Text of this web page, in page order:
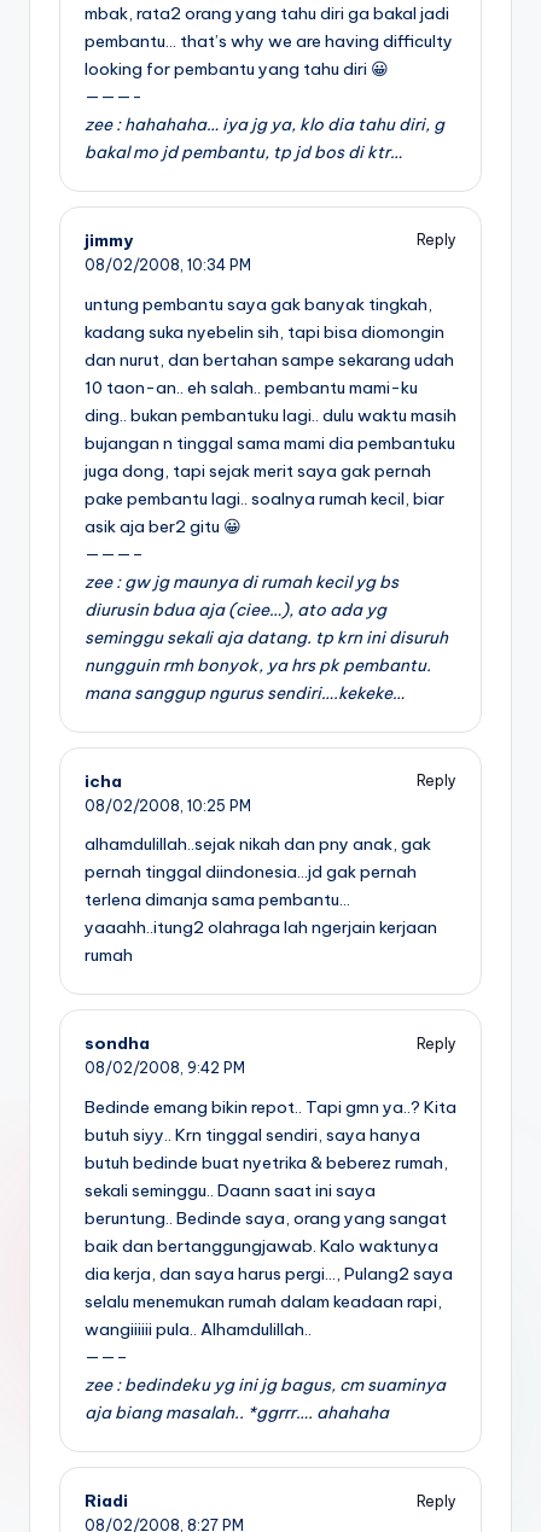
mbak, rata2 orang yang tahu diri ga bakal jadi
pembantu… that’s why we are having difficulty
looking for pembantu yang tahu diri 😀
———-
zee : hahahaha… iya jg ya, klo dia tahu diri, g
bakal mo jd pembantu, tp jd bos di ktr…
jimmy
Reply
08/02/2008, 10:34 PM
untung pembantu saya gak banyak tingkah,
kadang suka nyebelin sih, tapi bisa diomongin
dan nurut, dan bertahan sampe sekarang udah
10 taon-an.. eh salah.. pembantu mami-ku
ding.. bukan pembantuku lagi.. dulu waktu masih
bujangan n tinggal sama mami dia pembantuku
juga dong, tapi sejak merit saya gak pernah
pake pembantu lagi.. soalnya rumah kecil, biar
asik aja ber2 gitu 😀
———–
zee : gw jg maunya di rumah kecil yg bs
diurusin bdua aja (ciee…), ato ada yg
seminggu sekali aja datang. tp krn ini disuruh
nungguin rmh bonyok, ya hrs pk pembantu.
mana sanggup ngurus sendiri….kekeke…
icha
Reply
08/02/2008, 10:25 PM
alhamdulillah..sejak nikah dan pny anak, gak
pernah tinggal diindonesia…jd gak pernah
terlena dimanja sama pembantu…
yaaahh..itung2 olahraga lah ngerjain kerjaan
rumah
sondha
Reply
08/02/2008, 9:42 PM
Bedinde emang bikin repot.. Tapi gmn ya..? Kita
butuh siyy.. Krn tinggal sendiri, saya hanya
butuh bedinde buat nyetrika & beberez rumah,
sekali seminggu.. Daann saat ini saya
beruntung.. Bedinde saya, orang yang sangat
baik dan bertanggungjawab. Kalo waktunya
dia kerja, dan saya harus pergi…, Pulang2 saya
selalu menemukan rumah dalam keadaan rapi,
wangiiiiii pula.. Alhamdulillah..
——–
zee : bedindeku yg ini jg bagus, cm suaminya
aja biang masalah.. *ggrrr…. ahahaha
Riadi
Reply
08/02/2008, 8:27 PM